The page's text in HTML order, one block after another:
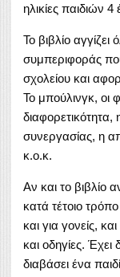
ηλικίες παιδιών
Το βιβλίο
συμπεριφοράς
σχολείου και
Το μπούλινγκ, οι
διαφορετικότητα,
συνεργασίας, η
κ.ο.κ.
Αν και το βιβλίο
κατά τέτοιο
και για γονείς,
και οδηγίες.
διαβάσει ένα